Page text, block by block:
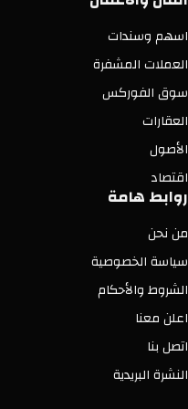
اسهم وسندات
العملات المشفرة
سوق الفوركس
العقارات
الأصول
اقتصاد
روابط هامة
من نحن
سياسة الخصوصية
الشروط والأحكام
اعلن معنا
اتصل بنا
النشرة البريدية